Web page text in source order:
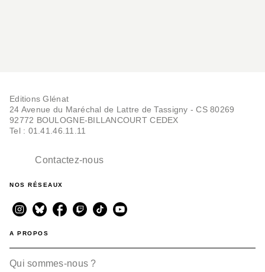
Editions Glénat
24 Avenue du Maréchal de Lattre de Tassigny - CS 80269
92772 BOULOGNE-BILLANCOURT CEDEX
Tel : 01.41.46.11.11
Contactez-nous
NOS RÉSEAUX
A PROPOS
Qui sommes-nous ?